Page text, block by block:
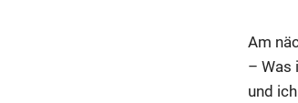
Am
– Was
und